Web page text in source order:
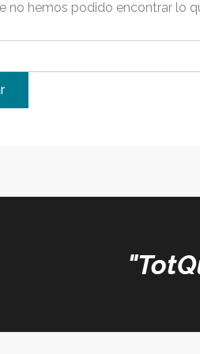
no hemos podido encontrar lo